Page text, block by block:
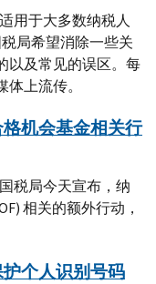
用于大多数纳税人
局希望消除一些关
以及常见的误区。每
上流传。
机会基金相关行
税局今天宣布，纳
相关的额外行动，
个人识别号码